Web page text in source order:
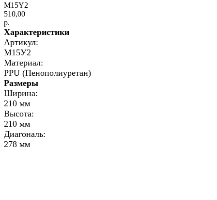
M15Y2
510,00
р.
Характеристики
Артикул:
М15У2
Материал:
PPU (Пенополиуретан)
Размеры
Ширина:
210 мм
Высота:
210 мм
Диагональ:
278 мм